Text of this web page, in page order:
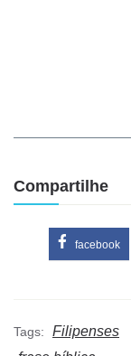
Compartilhe
facebook
Tags: Filipenses